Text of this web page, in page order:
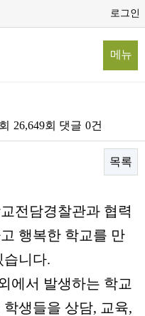
로그인
메뉴
26,649회 댓글 0건
목록
전담경찰관과 협력
행복한 학교를 만
습니다.
에서 발생하는 학교
생들을 상담, 교육,